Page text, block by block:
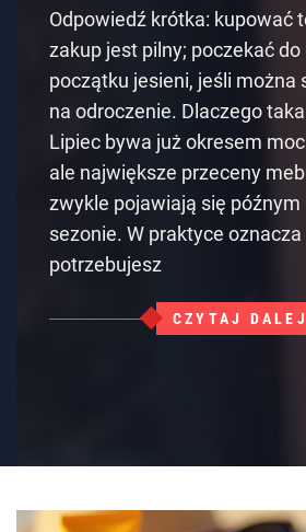
Odpowiedź krótka: kupować
zakup jest pilny; poczekać
początku jesieni, jeśli można
na odroczenie. Dlaczego
Lipiec bywa już okresem
ale największe przeceny
zwykle pojawiają się późnym
sezonie. W praktyce oznacza
potrzebujesz
CZYTAJ DALEJ